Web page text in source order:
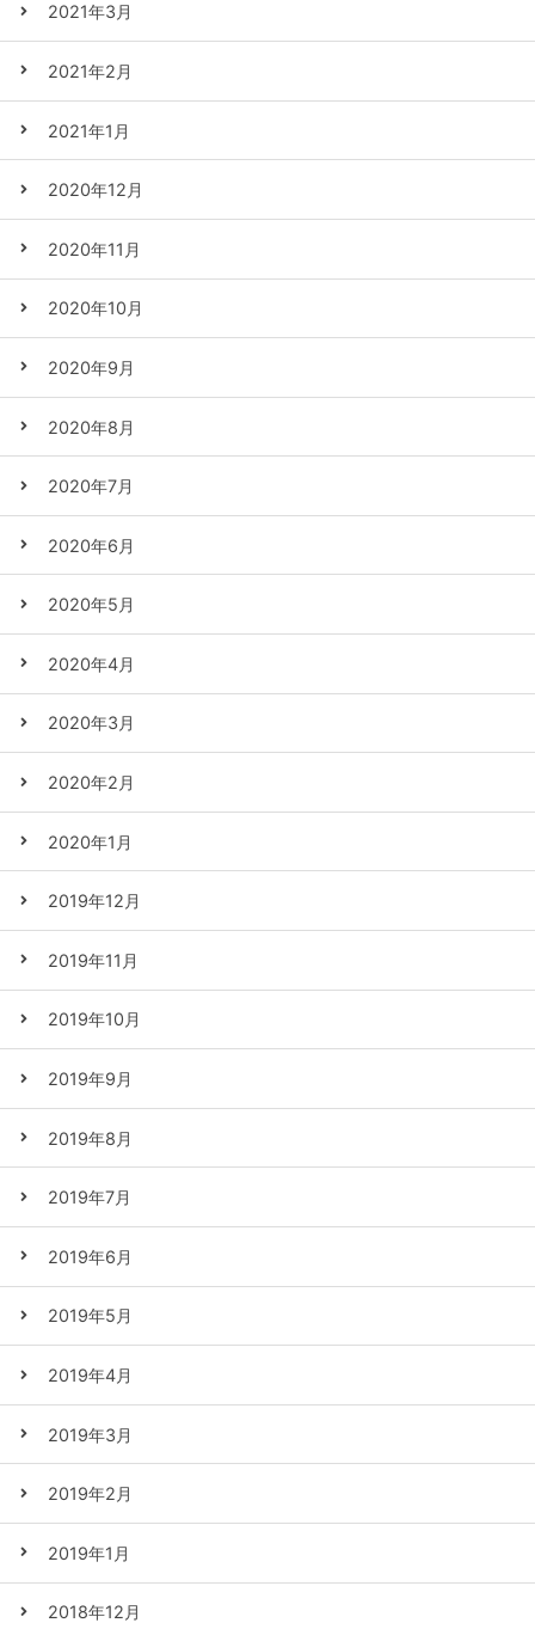
2021年3月
2021年2月
2021年1月
2020年12月
2020年11月
2020年10月
2020年9月
2020年8月
2020年7月
2020年6月
2020年5月
2020年4月
2020年3月
2020年2月
2020年1月
2019年12月
2019年11月
2019年10月
2019年9月
2019年8月
2019年7月
2019年6月
2019年5月
2019年4月
2019年3月
2019年2月
2019年1月
2018年12月